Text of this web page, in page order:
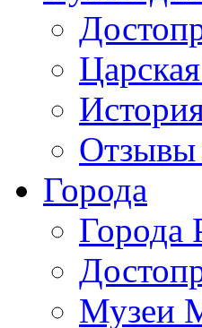
Отзывы
Города
Города
Музеи